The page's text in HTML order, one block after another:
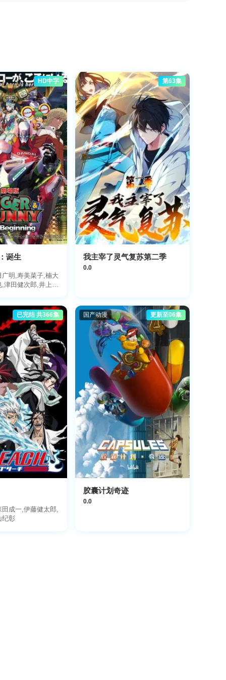
HD中字
诞生
明,寿美菜子,楠大
津田健次郎,井上
第63集
我主宰了灵气复苏第二季
0.0
已完结 共366集
成一,伊藤健太郎,
纪彰
国产动漫 更新至06集
胶囊计划奇迹
0.0